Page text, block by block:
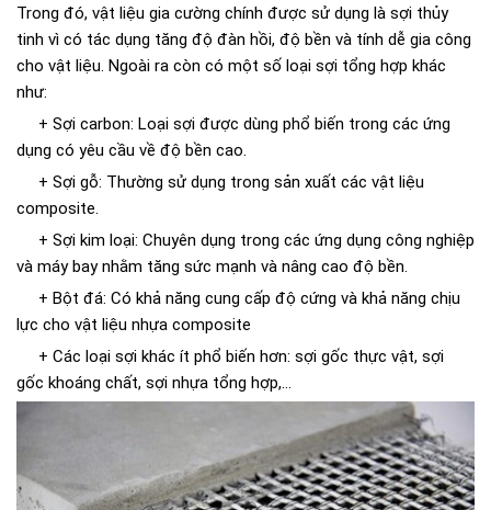
Trong đó, vật liệu gia cường chính được sử dụng là sợi thủy
tinh vì có tác dụng tăng độ đàn hồi, độ bền và tính dễ gia công
cho vật liệu. Ngoài ra còn có một số loại sợi tổng hợp khác
như:
+ Sợi carbon: Loại sợi được dùng phổ biến trong các ứng
dụng có yêu cầu về độ bền cao.
+ Sợi gỗ: Thường sử dụng trong sản xuất các vật liệu
composite.
+ Sợi kim loại: Chuyên dụng trong các ứng dụng công nghiệp
và máy bay nhằm tăng sức mạnh và nâng cao độ bền.
+ Bột đá: Có khả năng cung cấp độ cứng và khả năng chịu
lực cho vật liệu nhựa composite
+ Các loại sợi khác ít phổ biến hơn: sợi gốc thực vật, sợi
gốc khoáng chất, sợi nhựa tổng hợp,...